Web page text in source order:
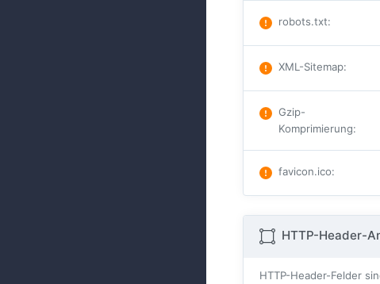
robots.txt:
XML-Sitemap:
Gzip-
Komprimierung:
favicon.ico:
HTTP-Header-
HTTP-Header-Felder